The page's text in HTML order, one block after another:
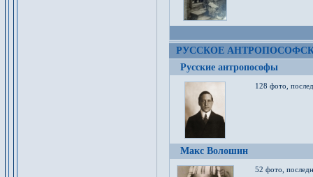
РУССКОЕ
Русские антропософы
128 фото,
Макс Волошин
52 фото,